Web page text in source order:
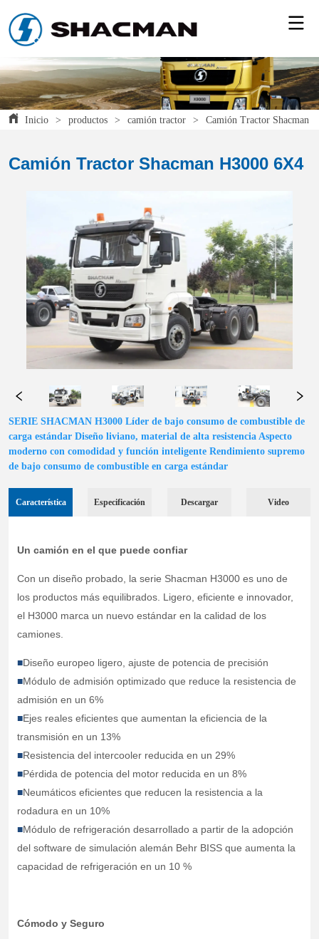
Inicio > productos > camión tractor > Camión Tractor Shacman
Camión Tractor Shacman H3000 6X4
SERIE SHACMAN H3000 Líder de bajo consumo de combustible de
carga estándar Diseño liviano, material de alta resistencia Aspecto
moderno con comodidad y función inteligente Rendimiento supremo
de bajo consumo de combustible en carga estándar
Característica Especificación Descargar Video